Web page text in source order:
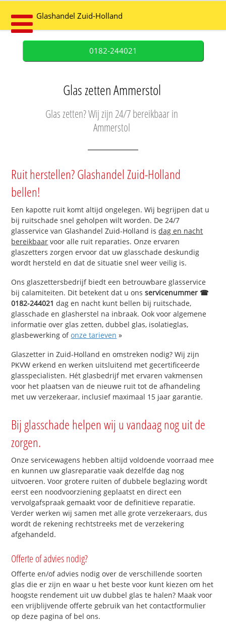
Glashandel Zuid-Holland
0182-244021
Glas zetten Ammerstol
Glas zetten? Wij zijn 24/7 bereikbaar in
Ammerstol
Ruit herstellen? Glashandel Zuid-Holland
bellen!
Een kapotte ruit komt altijd ongelegen. Wij begrijpen dat u
bij ruitschade snel geholpen wilt worden. De 24/7
glasservice van Glashandel Zuid-Holland isdag en nacht
bereikbaar voor alle ruit reparaties. Onze ervaren
glaszetters zorgen ervoor dat uw glasschade deskundig
wordt hersteld en dat de situatie snel weer veilig is.
Ons glaszettersbedrijf biedt een betrouwbare glasservice
bij calamiteiten. Dit betekent dat u onsservicenummer ☎
0182-244021 dag en nacht kunt bellen bij ruitschade,
glasschade en glasherstel na inbraak. Ook voor algemene
informatie over glas zetten, dubbel glas, isolatieglas,
glasbewerking ofonze tarieven »
Glaszetter in Zuid-Holland en omstreken nodig? Wij zijn
PKVW erkend en werken uitsluitend met gecertificeerde
glasspecialisten. Hét glasbedrijf met ervaren vakmensen
voor het plaatsen van de nieuwe ruit tot de afhandeling
met uw verzekeraar, inclusief maximaal 15 jaar garantie.
Bij glasschade helpen wij u vandaag nog uit de
zorgen.
Onze servicewagens hebben altijd voldoende voorraad mee
en kunnen uw glasreparatie vaak dezelfde dag nog
uitvoeren. Voor grotere ruiten of dubbele beglazing wordt
eerst een noodvoorziening geplaatst en direct een
vervolgafspraak gemaakt voor de definitieve reparatie.
Verder werken wij samen met alle grote verzekeraars, dus
wordt de rekening rechtstreeks met de verzekering
afgehandeld.
Offerte of advies nodig?
Offerte en/of advies nodig over de verschillende soorten
glas die er zijn en waar u het beste voor kunt kiezen om het
hoogste rendement uit uw dubbel glas te halen? Maak voor
een vrijblijvende offerte gebruik van het contactformulier
op deze pagina of bel ons.